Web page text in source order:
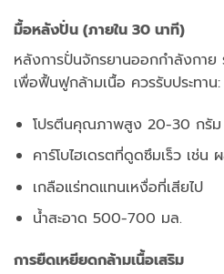
มื้อหลังปั่น (ภายใน 30 นาที)
หลังการปั่นจักรยานออกกำลังกาย
เพื่อฟื้นฟูกล้ามเนื้อ ควรรับประทาน:
โปรตีนคุณภาพสูง 20-30 กรัม
คาร์โบไฮเดรตที่ดูดซึมเร็ว เช่น
เกลือแร่ทดแทนเหงื่อที่เสียไป
น้ำสะอาด 500-700 มล.
การยืดเหยียดกล้ามเนื้อเสริม